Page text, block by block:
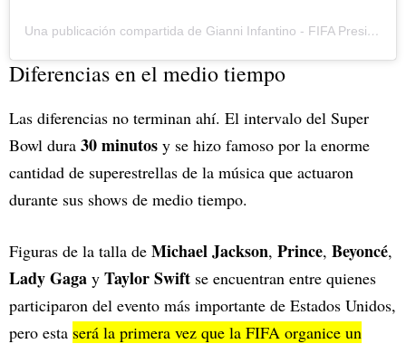
Una publicación compartida de Gianni Infantino - FIFA President (@gianni_infantino)
Diferencias en el medio tiempo
Las diferencias no terminan ahí. El intervalo del Super
Bowl dura 30 minutos y se hizo famoso por la enorme
cantidad de superestrellas de la música que actuaron
durante sus shows de medio tiempo.
Figuras de la talla de Michael Jackson, Prince, Beyoncé,
Lady Gaga y Taylor Swift se encuentran entre quienes
participaron del evento más importante de Estados Unidos,
pero esta será la primera vez que la FIFA organice un